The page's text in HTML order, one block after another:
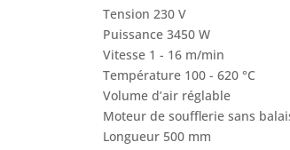
Tension 230 V
Puissance 3450 W
Vitesse 1 - 16 m/min
Température 100 - 620 °C
Volume d’air réglable
Moteur de soufflerie sans
Longueur 500 mm